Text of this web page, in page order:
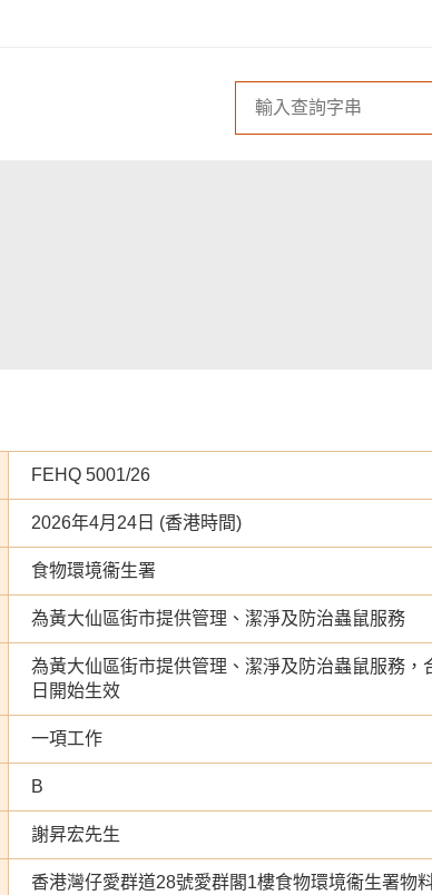
FEHQ 5001/26
2026年4月24日 (香港時間)
食物環境衞生署
為黃大仙區街市提供管理、潔淨及防治蟲鼠服務
為黃大仙區街市提供管理、潔淨及防治蟲鼠服務
日開始生效
一項工作
B
謝昇宏先生
香港灣仔愛群道28號愛群閣1樓食物環境衞生署物